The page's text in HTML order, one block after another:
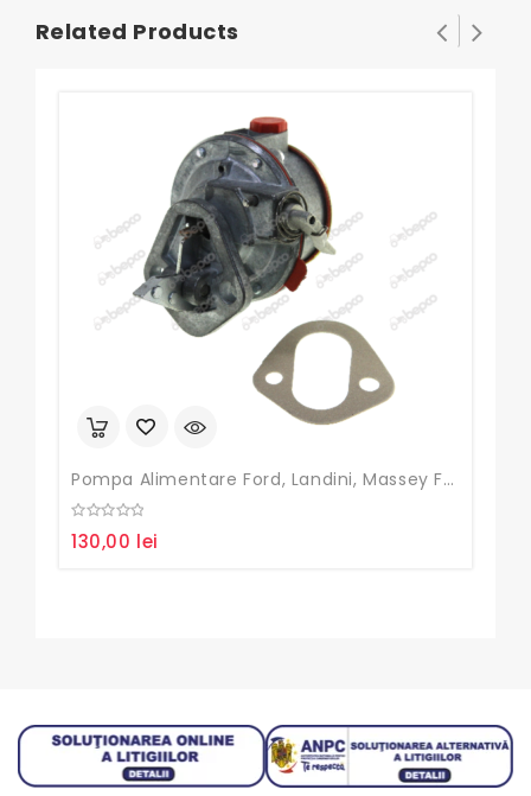
Related Products
Pompa Alimentare Ford, Landini, Massey Ferguson
out
130,00 lei